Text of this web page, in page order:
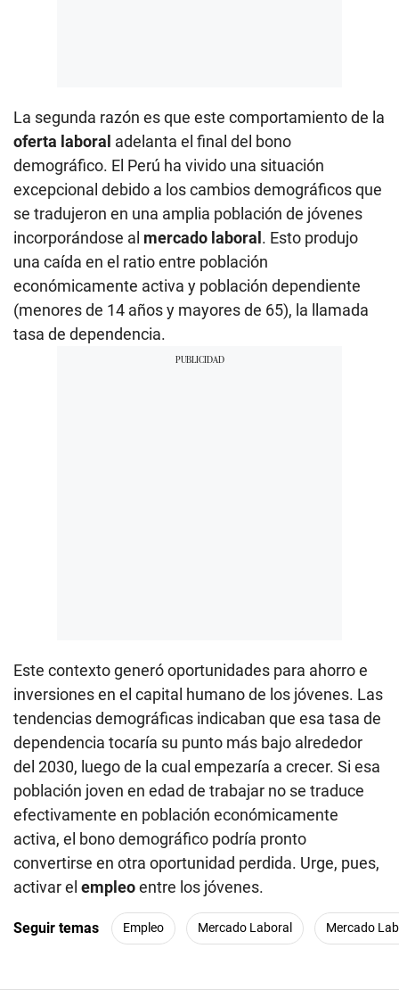
La segunda razón es que este comportamiento de la
oferta laboral adelanta el final del bono
demográfico. El Perú ha vivido una situación
excepcional debido a los cambios demográficos que
se tradujeron en una amplia población de jóvenes
incorporándose al mercado laboral. Esto produjo
una caída en el ratio entre población
económicamente activa y población dependiente
(menores de 14 años y mayores de 65), la llamada
tasa de dependencia.
Este contexto generó oportunidades para ahorro e
inversiones en el capital humano de los jóvenes. Las
tendencias demográficas indicaban que esa tasa de
dependencia tocaría su punto más bajo alrededor
del 2030, luego de la cual empezaría a crecer. Si esa
población joven en edad de trabajar no se traduce
efectivamente en población económicamente
activa, el bono demográfico podría pronto
convertirse en otra oportunidad perdida. Urge, pues,
activar el empleoentre los jóvenes.
Seguir temas Empleo Mercado Laboral Mercado